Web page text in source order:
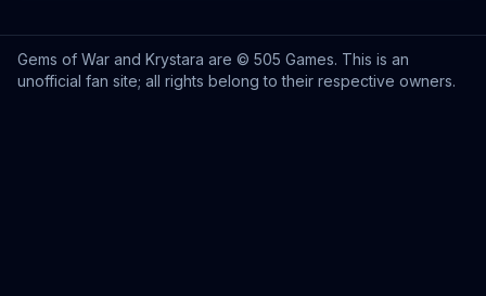
Gems of War and Krystara are © 505 Games. This is an
unofficial fan site; all rights belong to their respective owners.